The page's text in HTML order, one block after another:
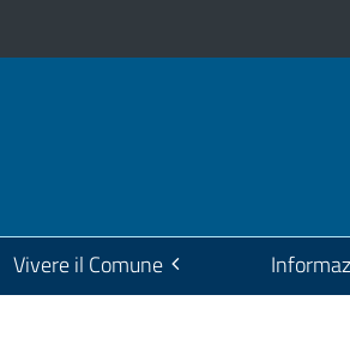
Vivere il Comune